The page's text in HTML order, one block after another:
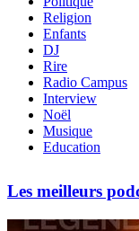
Religion
Enfants
DJ
Rire
Radio Campus
Interview
Noël
Musique
Education
Les meilleurs